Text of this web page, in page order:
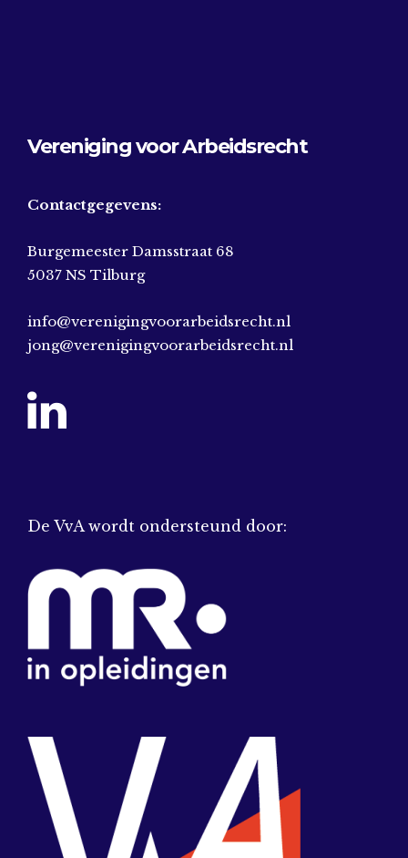
Vereniging voor Arbeidsrecht
Contactgegevens:
Burgemeester Damsstraat 68
5037 NS Tilburg
info@verenigingvoorarbeidsrecht.nl
jong@verenigingvoorarbeidsrecht.nl
De VvA wordt ondersteund door: